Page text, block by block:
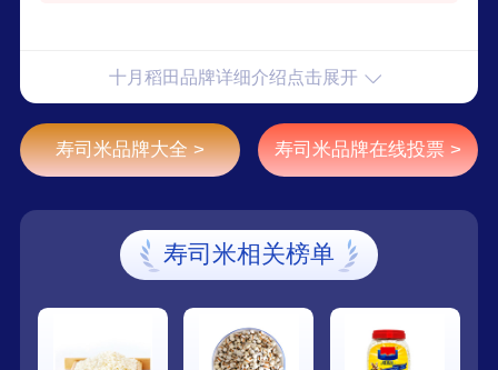
十月稻田品牌详细介绍点击展开
寿司米品牌大全 > 寿司米品牌在线投票 >
寿司米相关榜单